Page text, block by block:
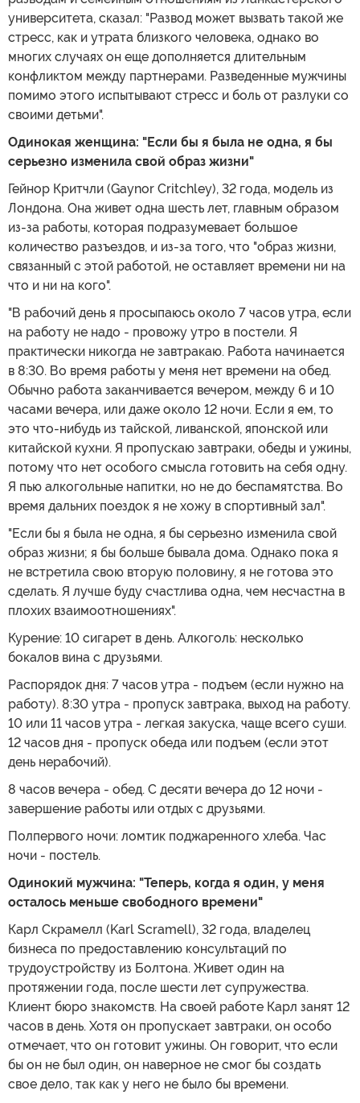
университета, сказал: "Развод может вызвать такой же
стресс, как и утрата близкого человека, однако во
многих случаях он еще дополняется длительным
конфликтом между партнерами. Разведенные мужчины
помимо этого испытывают стресс и боль от разлуки со
своими детьми".
Одинокая женщина: "Если бы я была не одна, я бы
серьезно изменила свой образ жизни"
Гейнор Критчли (Gaynor Critchley), 32 года, модель из
Лондона. Она живет одна шесть лет, главным образом
из-за работы, которая подразумевает большое
количество разъездов, и из-за того, что "образ жизни,
связанный с этой работой, не оставляет времени ни на
что и ни на кого".
"В рабочий день я просыпаюсь около 7 часов утра, если
на работу не надо - провожу утро в постели. Я
практически никогда не завтракаю. Работа начинается
в 8:30. Во время работы у меня нет времени на обед.
Обычно работа заканчивается вечером, между 6 и 10
часами вечера, или даже около 12 ночи. Если я ем, то
это что-нибудь из тайской, ливанской, японской или
китайской кухни. Я пропускаю завтраки, обеды и ужины,
потому что нет особого смысла готовить на себя одну.
Я пью алкогольные напитки, но не до беспамятства. Во
время дальних поездок я не хожу в спортивный зал".
"Если бы я была не одна, я бы серьезно изменила свой
образ жизни; я бы больше бывала дома. Однако пока я
не встретила свою вторую половину, я не готова это
сделать. Я лучше буду счастлива одна, чем несчастна в
плохих взаимоотношениях".
Курение: 10 сигарет в день. Алкоголь: несколько
бокалов вина с друзьями.
Распорядок дня: 7 часов утра - подъем (если нужно на
работу). 8:30 утра - пропуск завтрака, выход на работу.
10 или 11 часов утра - легкая закуска, чаще всего суши.
12 часов дня - пропуск обеда или подъем (если этот
день нерабочий).
8 часов вечера - обед. С десяти вечера до 12 ночи -
завершение работы или отдых с друзьями.
Полпервого ночи: ломтик поджаренного хлеба. Час
ночи - постель.
Одинокий мужчина: "Теперь, когда я один, у меня
осталось меньше свободного времени"
Карл Скрамелл (Karl Scramell), 32 года, владелец
бизнеса по предоставлению консультаций по
трудоустройству из Болтона. Живет один на
протяжении года, после шести лет супружества.
Клиент бюро знакомств. На своей работе Карл занят 12
часов в день. Хотя он пропускает завтраки, он особо
отмечает, что он готовит ужины. Он говорит, что если
бы он не был один, он наверное не смог бы создать
свое дело, так как у него не было бы времени.